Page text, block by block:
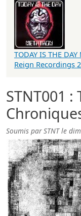
STNT001 :
Soumis parSTNT le
TODAY IS THE
Reign Recordings